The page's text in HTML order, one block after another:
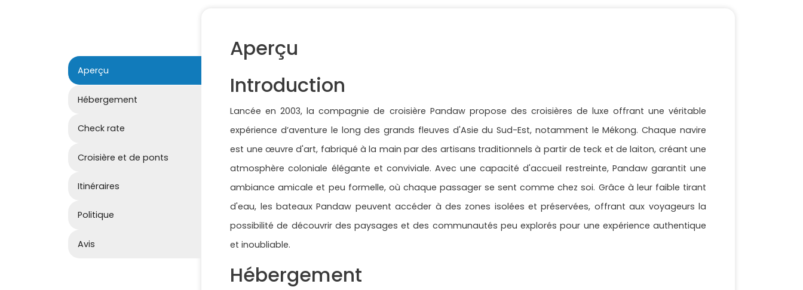
Aperçu
Hébergement
Check rate
Croisière et de ponts
Itinéraires
Politique
Avis
Aperçu
Introduction
Lancée en 2003, la compagnie de croisière Pandaw propose des croisières de luxe offrant une véritable
expérience d’aventure le long des grands fleuves d'Asie du Sud-Est, notamment le Mékong. Chaque navire
est une œuvre d'art, fabriqué à la main par des artisans traditionnels à partir de teck et de laiton, créant une
atmosphère coloniale élégante et conviviale. Avec une capacité d'accueil restreinte, Pandaw garantit une
ambiance amicale et peu formelle, où chaque passager se sent comme chez soi. Grâce à leur faible tirant
d'eau, les bateaux Pandaw peuvent accéder à des zones isolées et préservées, offrant aux voyageurs la
possibilité de découvrir des paysages et des communautés peu explorés pour une expérience authentique
et inoubliable.
Hébergement